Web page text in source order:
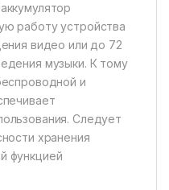
работу устройства
видео или до 72
музыки. К тому
и
Следует
хранения
функцией